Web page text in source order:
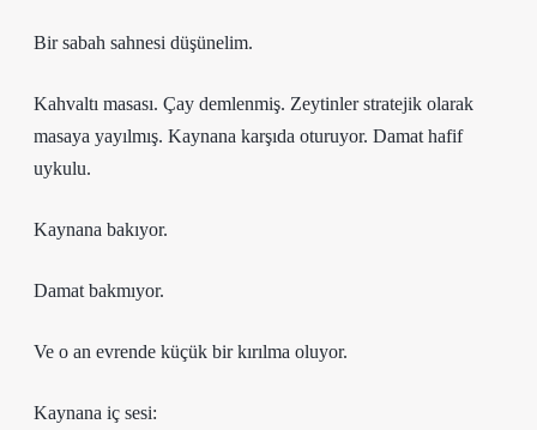
Bir sabah sahnesi düşünelim.
Kahvaltı masası. Çay demlenmiş. Zeytinler stratejik olarak
masaya yayılmış. Kaynana karşıda oturuyor. Damat hafif
uykulu.
Kaynana bakıyor.
Damat bakmıyor.
Ve o an evrende küçük bir kırılma oluyor.
Kaynana iç sesi: